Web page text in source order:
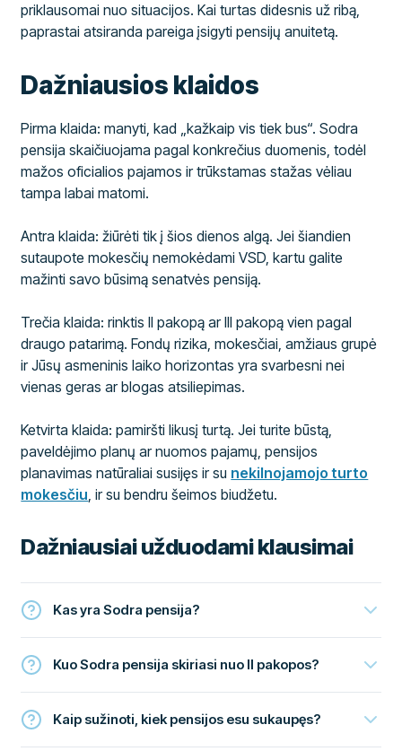
priklausomai nuo situacijos. Kai turtas didesnis už ribą,
paprastai atsiranda pareiga įsigyti pensijų anuitetą.
Dažniausios klaidos
Pirma klaida: manyti, kad „kažkaip vis tiek bus“. Sodra
pensija skaičiuojama pagal konkrečius duomenis, todėl
mažos oficialios pajamos ir trūkstamas stažas vėliau
tampa labai matomi.
Antra klaida: žiūrėti tik į šios dienos algą. Jei šiandien
sutaupote mokesčių nemokėdami VSD, kartu galite
mažinti savo būsimą senatvės pensiją.
Trečia klaida: rinktis II pakopą ar III pakopą vien pagal
draugo patarimą. Fondų rizika, mokesčiai, amžiaus grupė
ir Jūsų asmeninis laiko horizontas yra svarbesni nei
vienas geras ar blogas atsiliepimas.
Ketvirta klaida: pamiršti likusį turtą. Jei turite būstą,
paveldėjimo planų ar nuomos pajamų, pensijos
planavimas natūraliai susijęs ir su nekilnojamojo turto
mokesčiu, ir su bendru šeimos biudžetu.
Dažniausiai užduodami klausimai
Kas yra Sodra pensija?
Kuo Sodra pensija skiriasi nuo II pakopos?
Kaip sužinoti, kiek pensijos esu sukaupęs?